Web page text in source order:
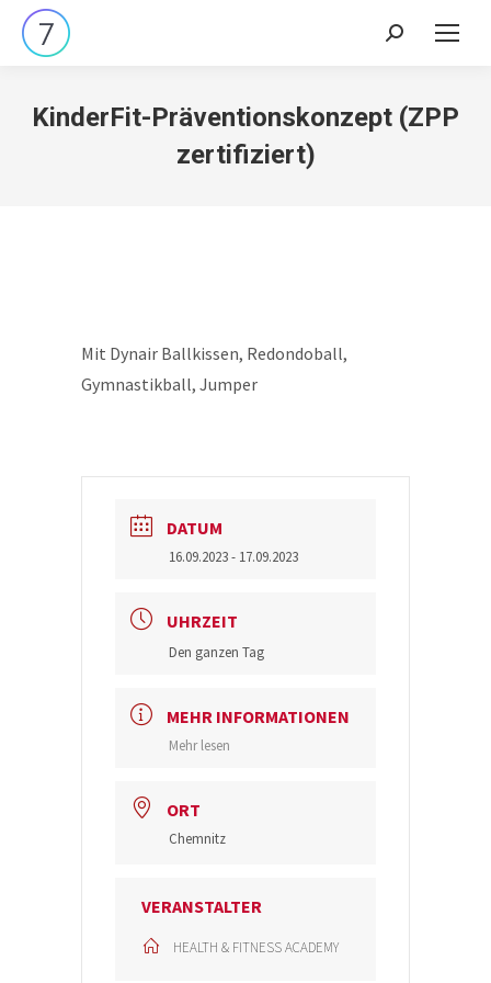
Search:
KinderFit-Präventionskonzept (ZPP
zertifiziert)
Mit Dynair Ballkissen, Redondoball,
Gymnastikball, Jumper
DATUM
16.09.2023- 17.09.2023
UHRZEIT
Den ganzen Tag
MEHR INFORMATIONEN
Mehr lesen
ORT
Chemnitz
VERANSTALTER
HEALTH & FITNESS ACADEMY